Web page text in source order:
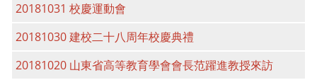
20181031 校慶運動會
20181030 建校二十八周年校慶典禮
20181020 山東省高等教育學會會長范躍進教授來訪